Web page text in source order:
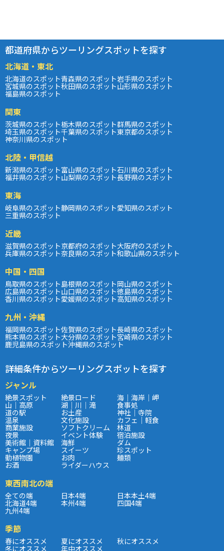
都道府県からツーリングスポットを探す
北海道・東北
北海道のスポット青森県のスポット岩手県のスポット
宮城県のスポット秋田県のスポット山形県のスポット
福島県のスポット
関東
茨城県のスポット栃木県のスポット群馬県のスポット
埼玉県のスポット千葉県のスポット東京都のスポット
神奈川県のスポット
北陸・甲信越
新潟県のスポット富山県のスポット石川県のスポット
福井県のスポット山梨県のスポット長野県のスポット
東海
岐阜県のスポット静岡県のスポット愛知県のスポット
三重県のスポット
近畿
滋賀県のスポット京都府のスポット大阪府のスポット
兵庫県のスポット奈良県のスポット和歌山県のスポット
中国・四国
鳥取県のスポット島根県のスポット岡山県のスポット
広島県のスポット山口県のスポット徳島県のスポット
香川県のスポット愛媛県のスポット高知県のスポット
九州・沖縄
福岡県のスポット佐賀県のスポット長崎県のスポット
熊本県のスポット大分県のスポット宮崎県のスポット
鹿児島県のスポット沖縄県のスポット
詳細条件からツーリングスポットを探す
ジャンル
絶景スポット 絶景ロード 海｜海岸｜岬
山｜高原 湖｜川｜滝 食事処
道の駅 お土産 神社｜寺院
温泉 文化施設 カフェ｜軽食
商業施設 ソフトクリーム 林道
夜景 イベント体験 宿泊施設
美術館｜資料館 海鮮 ダム
キャンプ場 スイーツ 珍スポット
動植物園 お肉 麺類
お酒 ライダーハウス
東西南北の端
全ての端 日本4端 日本本土4端
北海道4端 本州4端 四国4端
九州4端
季節
春にオススメ 夏にオススメ 秋にオススメ
冬にオススメ 年中オススメ